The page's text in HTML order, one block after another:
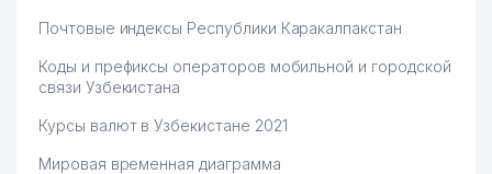
Почтовые индексы Республики Каракалпакстан
Коды и префиксы операторов мобильной и городской
связи Узбекистана
Курсы валют в Узбекистане 2021
Мировая временная диаграмма